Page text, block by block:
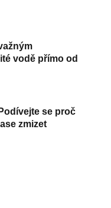
vodě přímo od
se proč
zmizet